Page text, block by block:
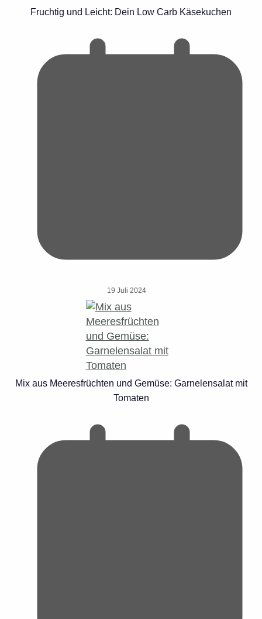
Fruchtig und Leicht: Dein Low Carb Käsekuchen
19 Juli 2024
Mix aus Meeresfrüchten und Gemüse: Garnelensalat mit
Tomaten